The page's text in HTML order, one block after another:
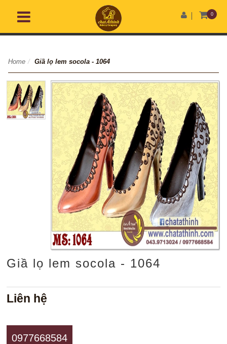
0
Home / Giầ lọ lem socola - 1064
Giầ lọ lem socola - 1064
Liên hệ
0977668584